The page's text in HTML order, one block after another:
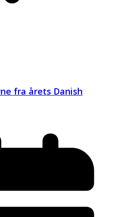
fra årets Danish